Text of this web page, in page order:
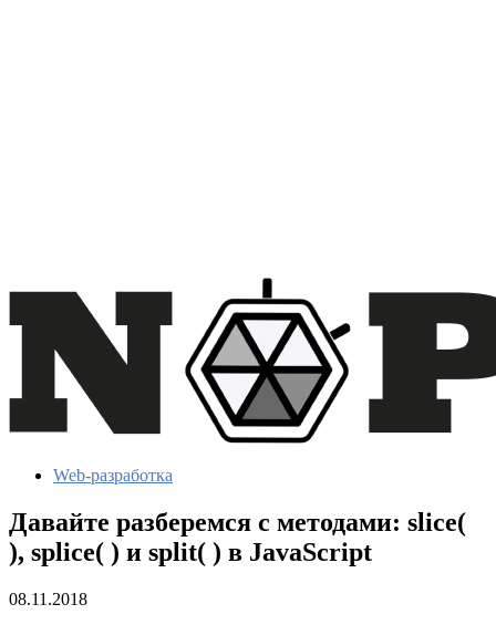
Web-разработка
Давайте разберемся с методами: slice(
), splice( ) и split( ) в JavaScript
08.11.2018